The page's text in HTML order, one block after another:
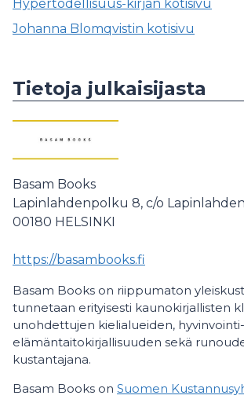
Hypertodellisuus-kirjan kotisivu
Johanna Blomqvistin kotisivu
Tietoja julkaisijasta
Basam Books
Lapinlahdenpolku 8, c/o
00180 HELSINKI
https://basambooks.fi
Basam Books on riippumaton
tunnetaan erityisesti kaunokirjallisten
unohdettujen kielialueiden,
elämäntaitokirjallisuuden sekä
kustantajana.
Basam Books on Suomen